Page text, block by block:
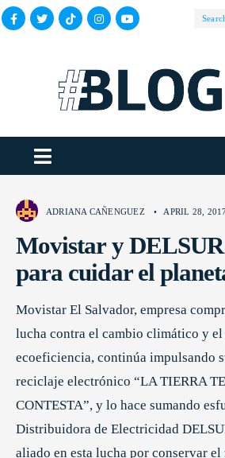
ADRIANA CAÑENGUEZ • APRIL 28,
Movistar y DELSUR
para cuidar el
Movistar El Salvador, empresa
lucha contra el cambio climático y
ecoeficiencia, continúa impulsando
reciclaje electrónico “LA TIERRA
CONTESTA”, y lo hace sumando
Distribuidora de Electricidad
aliado en esta lucha por conservar el